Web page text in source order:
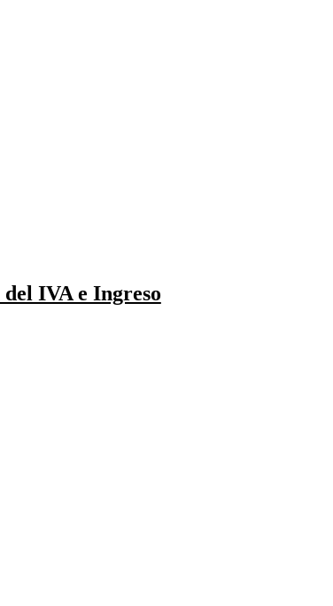
IVA e Ingreso